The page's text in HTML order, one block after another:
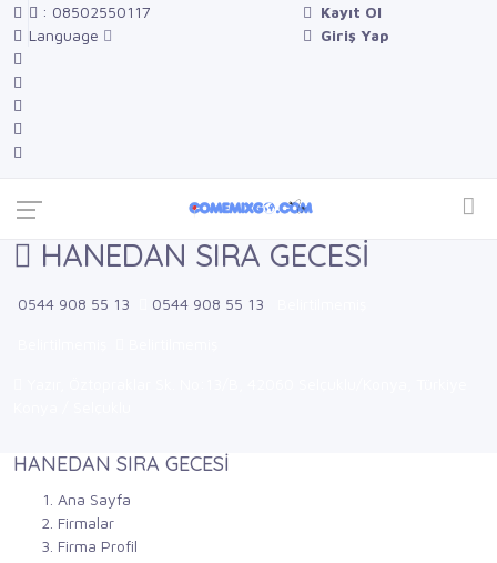
: 08502550117
Language
Kayıt Ol
Giriş Yap
HANEDAN SIRA GECESİ
0544 908 55 13 0544 908 55 13
HANEDAN SIRA GECESİ
Ana Sayfa
Firmalar
Firma Profil